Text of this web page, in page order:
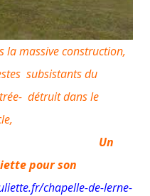
la massive construction,
subsistants du
détruit dans le
éme siècle,
Un
pour son
chapelle-de-lerne-